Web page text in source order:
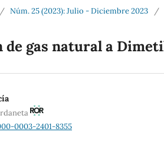
/ Núm. 25 (2023): Julio - Diciembre 2023 /
de gas natural a
0003-2401-8355